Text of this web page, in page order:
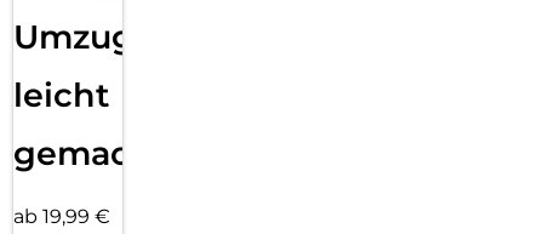
Umzug
leicht
gemacht!
ab 19,99 €